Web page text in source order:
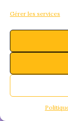
Gérer les services